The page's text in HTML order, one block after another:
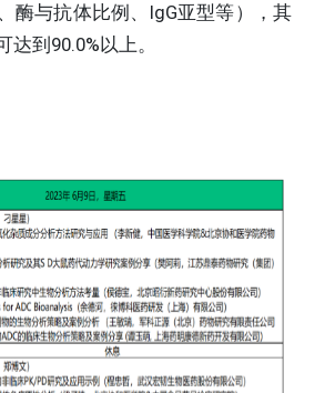
酶与抗体比例、IgG亚型等），其
到90.0%以上。